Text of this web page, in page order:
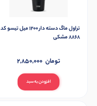
تراول ماگ دسته دار 1200 میل تیسو کد
8868 مشکی
افزودن به سبد
2,850,000 تومان